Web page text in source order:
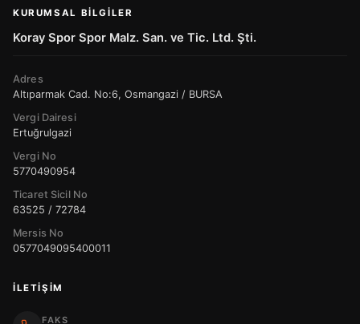
KURUMSAL BILGILER
Koray Spor Spor Malz. San. ve Tic. Ltd. Şti.
Adres
Altıparmak Cad. No:6, Osmangazi / BURSA
Vergi Dairesi
Ertuğrulgazi
Vergi No
5770490954
Ticaret Sicil No
63525 / 72784
Mersis No
0577049095400011
İLETIŞIM
FAKS